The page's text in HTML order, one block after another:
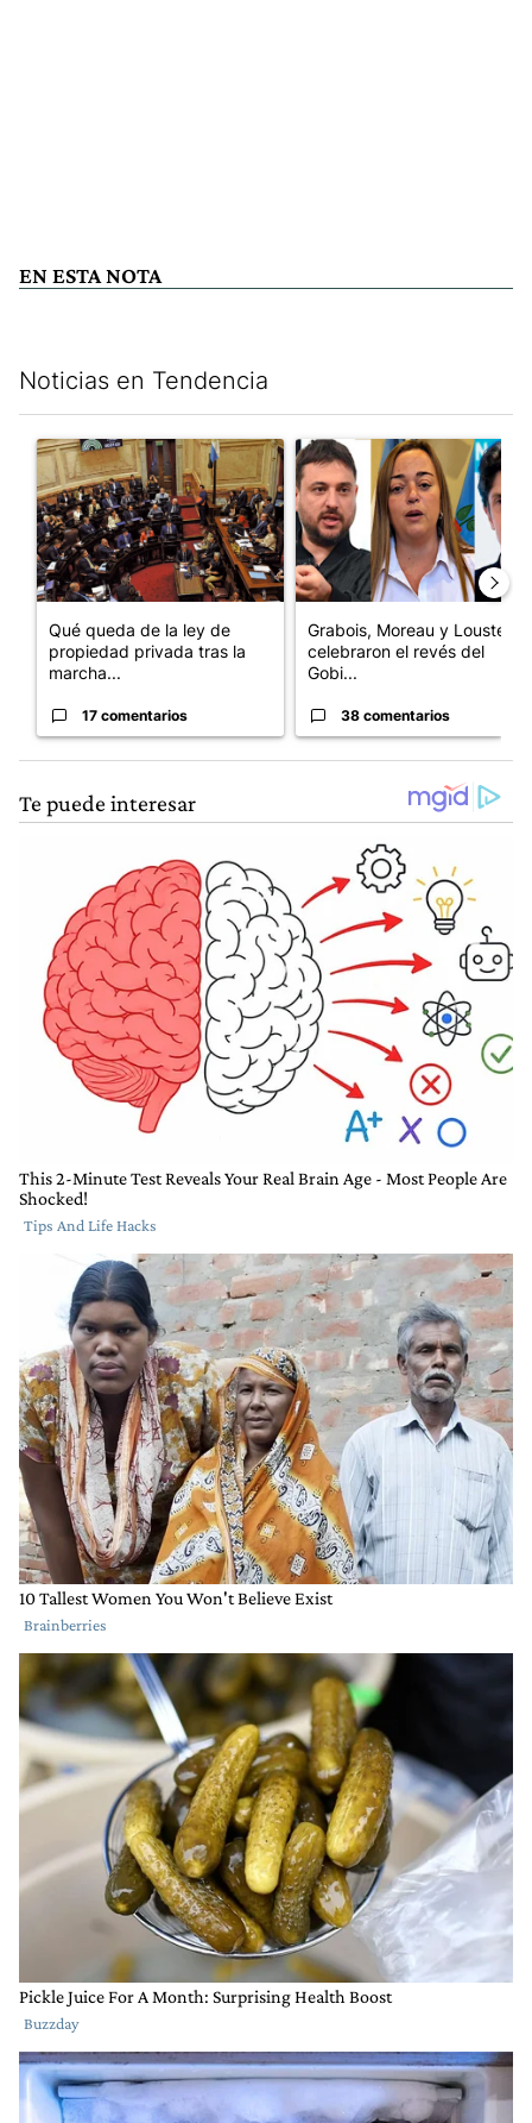
EN ESTA NOTA
Noticias en Tendencia
Un artículo de tendencia con el título "Qué queda de la ley de
Qué queda de la ley de
propiedad privada tras la
marcha...
17 comentarios
Un artículo de tendencia con
Grabois, Moreau y Lousteau
celebraron el revés del
Gobi...
38 comentarios